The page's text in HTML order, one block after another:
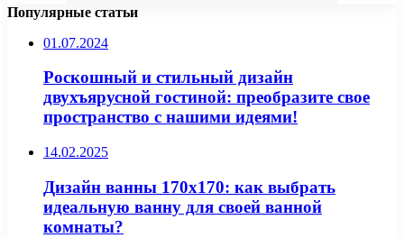
Популярные статьи
01.07.2024
Роскошный и стильный дизайн
двухъярусной гостиной: преобразите свое
пространство с нашими идеями!
14.02.2025
Дизайн ванны 170х170: как выбрать
идеальную ванну для своей ванной
комнаты?